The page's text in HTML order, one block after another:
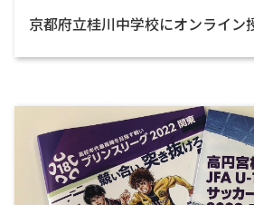
京都府立桂川中学校にオンライン